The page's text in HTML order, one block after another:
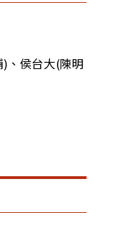
) 、 侯台大(陳明